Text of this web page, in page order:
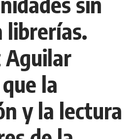
librerías.
Aguilar
la
y la lectura